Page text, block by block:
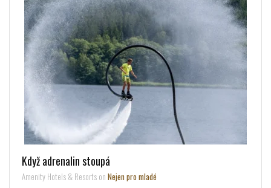
Když adrenalin stoupá
Amenity Hotels & Resorts on Nejen pro mladé